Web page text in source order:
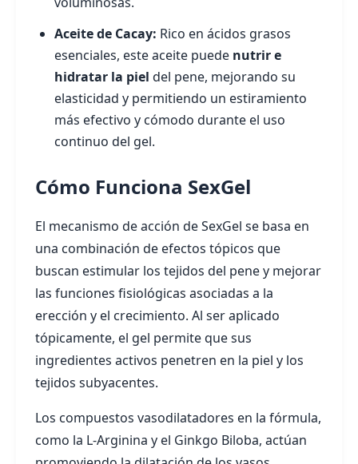
Aceite de Cacay: Rico en ácidos grasos
esenciales, este aceite puede nutrir e
hidratar la piel del pene, mejorando su
elasticidad y permitiendo un estiramiento
más efectivo y cómodo durante el uso
continuo del gel.
Cómo Funciona SexGel
El mecanismo de acción de SexGel se basa en
una combinación de efectos tópicos que
buscan estimular los tejidos del pene y mejorar
las funciones fisiológicas asociadas a la
erección y el crecimiento. Al ser aplicado
tópicamente, el gel permite que sus
ingredientes activos penetren en la piel y los
tejidos subyacentes.
Los compuestos vasodilatadores en la fórmula,
como la L-Arginina y el Ginkgo Biloba, actúan